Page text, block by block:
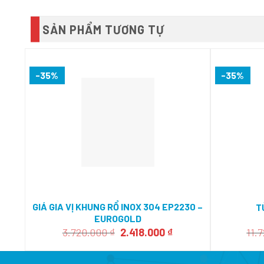
SẢN PHẨM TƯƠNG TỰ
-35%
GIÁ GIA VỊ KHUNG RỔ INOX 304 EP2230 –
EUROGOLD
3.720.000₫ Giá
là:
2.418.000 ₫Giá
tại
-35%